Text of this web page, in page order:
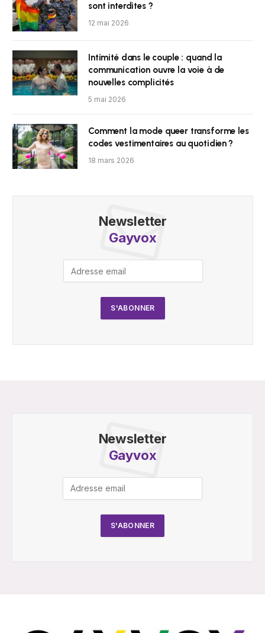
sont interdites ?
12 mai 2026
Intimité dans le couple : quand la
communication ouvre la voie à de
nouvelles complicités
5 mai 2026
Comment la mode queer transforme les
codes vestimentaires au quotidien ?
18 mars 2026
Newsletter
Gayvox
Newsletter
Gayvox